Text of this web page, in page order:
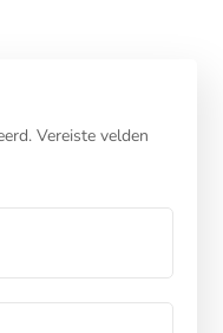
Vereiste velden